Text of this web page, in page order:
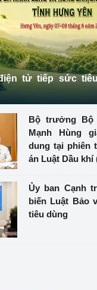
Phát triển
Phát triển
tử tiếp sức
Bộ trưởng Bộ
Mạnh Hùng
dung tại phiên
án Luật Dầu khí
Ủy ban Cạnh
biến Luật Bảo
tiêu dùng